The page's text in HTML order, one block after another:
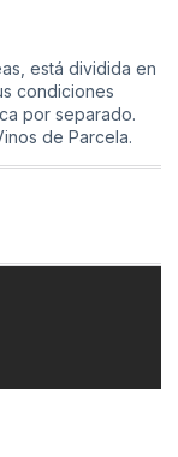
está dividida en
condiciones
por separado.
de Parcela.